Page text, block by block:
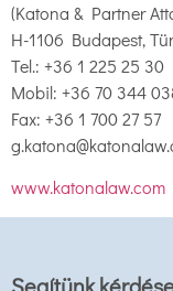
(Katona & Partner
H-1106 Budapest,
Tel.: +36 1 225 25 30
Mobil: +36 70 344
Fax: +36 1 700 27 57
www.katonalaw.com